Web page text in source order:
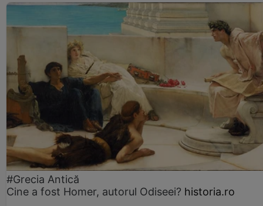
#Grecia Antică
Cine a fost Homer, autorul Odiseei? historia.ro